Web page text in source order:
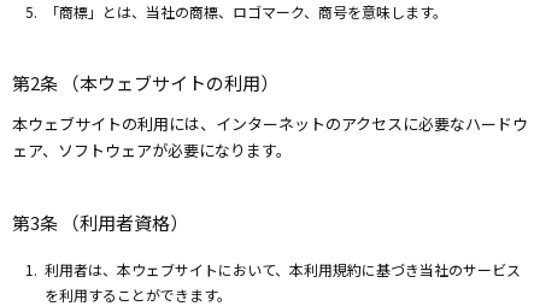
「商標」とは、当社の商標、ロゴマーク、商号を意味します。
第2条 （本ウェブサイトの利用）
本ウェブサイトの利用には、インターネットのアクセスに必要なハードウ
ェア、ソフトウェアが必要になります。
第3条 （利用者資格）
利用者は、本ウェブサイトにおいて、本利用規約に基づき当社のサービス
を利用することができます。